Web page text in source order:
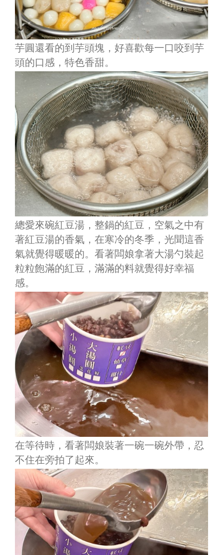
芋圓還看的到芋頭塊，好喜歡每一口咬到芋
頭的口感，特色香甜。
總愛來碗紅豆湯，整鍋的紅豆，空氣之中有
著紅豆湯的香氣，在寒冷的冬季，光聞這香
氣就覺得暖暖的。看著闆娘拿著大湯勺裝起
粒粒飽滿的紅豆，滿滿的料就覺得好幸福
感。
在等待時，看著闆娘裝著一碗一碗外帶，忍
不住在旁拍了起來。